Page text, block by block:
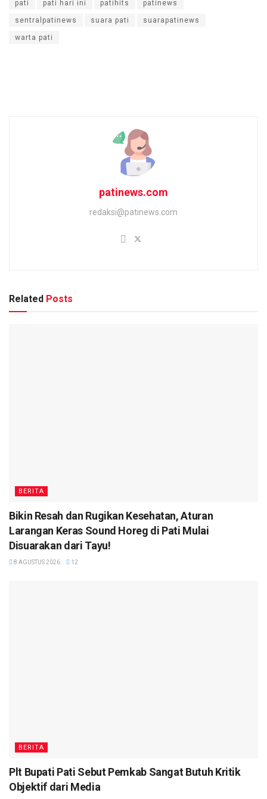
pati pati hari ini patihits patinews
sentralpatinews suara pati suarapatinews
warta pati
patinews.com
redaksi@patinews.com
Related Posts
BERITA
Bikin Resah dan Rugikan Kesehatan, Aturan
Larangan Keras Sound Horeg di Pati Mulai
Disuarakan dari Tayu!
8 AGUSTUS 2026 12
BERITA
Plt Bupati Pati Sebut Pemkab Sangat Butuh Kritik
Objektif dari Media